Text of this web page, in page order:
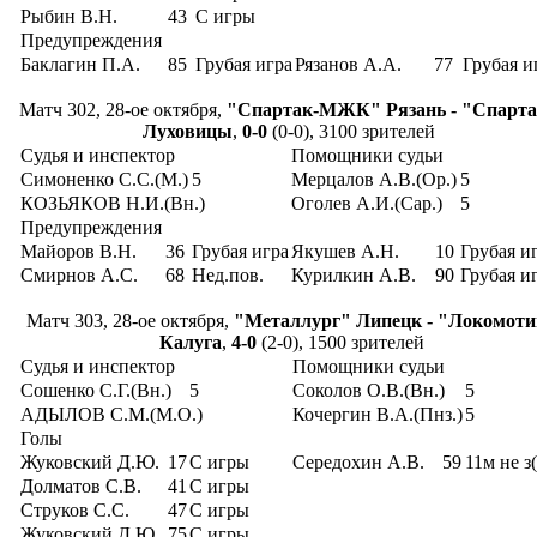
Рыбин В.Н.
43 С игры
Предупреждения
Баклагин П.А.
85 Грубая играРязанов А.А. 77 Грубая
Матч 302, 28-ое октября, "Спартак-МЖК" Рязань -
Луховицы, 0-0 (0-0), 3100 зрителей
Судья и инспектор
Помощники судьи
Симоненко С.С.(М.) 5 Мерцалов А.В.(Ор.) 5
КОЗЬЯКОВ Н.И.(Вн.)
Оголев А.И.(Сар.)
5
Предупреждения
Майоров В.Н.
36 Грубая игра Якушев А.Н. 10 Грубая
Смирнов А.С.
68 Нед.пов. Курилкин А.В. 90 Грубая
Матч 303, 28-ое октября, "Металлург" Липецк -
Калуга, 4-0(2-0), 1500 зрителей
Судья и инспектор
Помощники судьи
Сошенко С.Г.(Вн.)
5 Соколов О.В.(Вн.)
5
АДЫЛОВ С.М.(М.О.)
Кочергин В.А.(Пнз.)5
Голы
Жуковский Д.Ю. 17С игры Середохин А.В. 59 11м не
Долматов С.В.
41 С игры
Струков С.С.
47С игры